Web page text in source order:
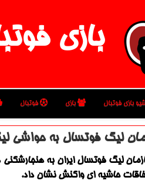
بازی
بازی فوتبال بازی فوتبال
لیگ فوتسال به حواشی
لیگ فوتسال ایران به هنجارشكنی
حاشیه ای واكنش نشان داد.